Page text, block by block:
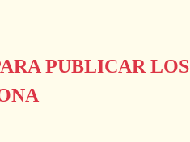
PUBLICAR LOS